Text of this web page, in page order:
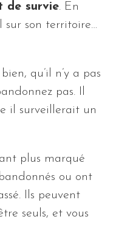
de survie. En
son territoire…
qu’il n’y a pas
pas. Il
il surveillerait un
plus marqué
ou ont
Ils peuvent
seuls, et vous